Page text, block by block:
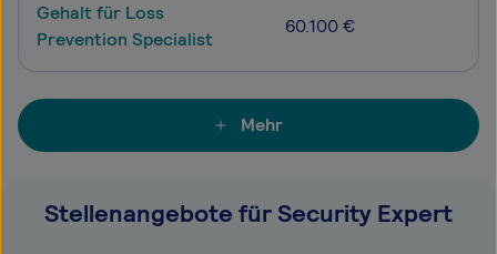
Gehalt für Loss
Prevention Specialist
60.100 €
Mehr
Stellenangebote für Security Expert